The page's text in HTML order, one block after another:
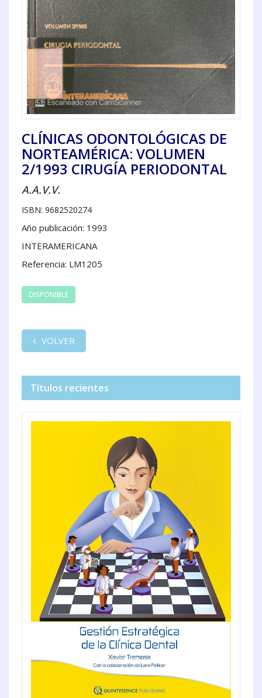
CLÍNICAS ODONTOLÓGICAS DE
NORTEAMÉRICA: VOLUMEN
2/1993 CIRUGÍA PERIODONTAL
A.A.V.V.
ISBN: 9682520274
Año publicación: 1993
INTERAMERICANA
Referencia: LM1205
DISPONIBLE
VOLVER
Títulos recientes